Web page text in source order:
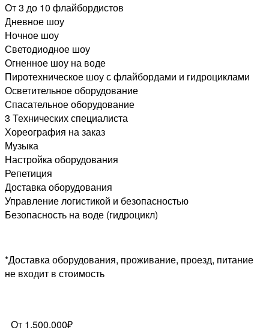
От 3 до 10 флайбордистов
Дневное шоу
Ночное шоу
Светодиодное шоу
Огненное шоу на воде
Пиротехническое шоу с флайбордами и гидроциклами
Осветительное оборудование
Спасательное оборудование
3 Технических специалиста
Хореография на заказ
Музыка
Настройка оборудования
Репетиция
Доставка оборудования
Управление логистикой и безопасностью
Безопасность на воде (гидроцикл)
*Доставка оборудования, проживание, проезд, питание
не входит в стоимость
От 1.500.000₽